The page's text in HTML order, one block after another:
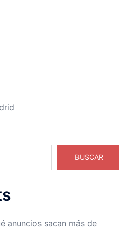
BUSCAR
anuncios sacan más de